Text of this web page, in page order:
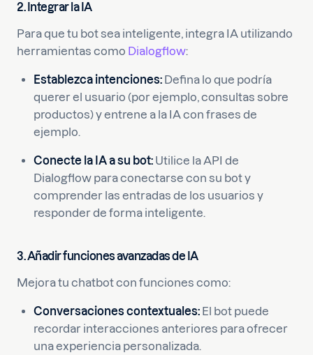
2. Integrar la IA
Para que tu bot sea inteligente, integra IA utilizando
herramientas como Dialogflow:
Establezca intenciones: Defina lo que podría
querer el usuario (por ejemplo, consultas sobre
productos) y entrene a la IA con frases de
ejemplo.
Conecte la IA a su bot: Utilice la API de
Dialogflow para conectarse con su bot y
comprender las entradas de los usuarios y
responder de forma inteligente.
3. Añadir funciones avanzadas de IA
Mejora tu chatbot con funciones como:
Conversaciones contextuales: El bot puede
recordar interacciones anteriores para ofrecer
una experiencia personalizada.